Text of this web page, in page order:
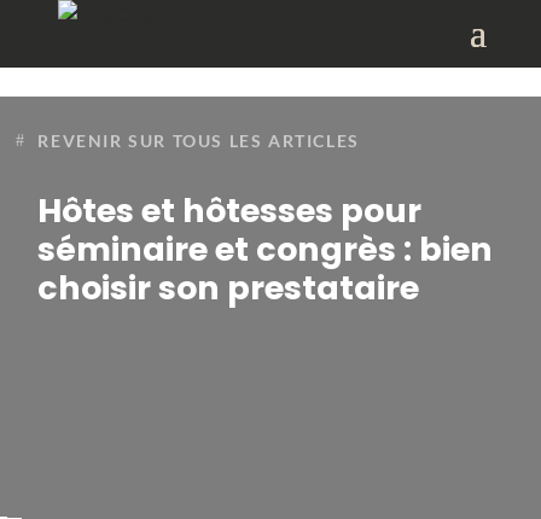
REVENIR SUR TOUS LES ARTICLES
Hôtes et hôtesses pour
séminaire et congrès : bien
choisir son prestataire